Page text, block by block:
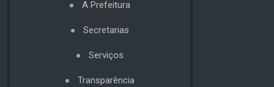
A Prefeitura
Secretarias
Serviços
Transparência